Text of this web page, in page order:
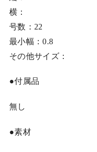
横：
号数：22
最小幅：0.8
その他サイズ：
●付属品
無し
●素材